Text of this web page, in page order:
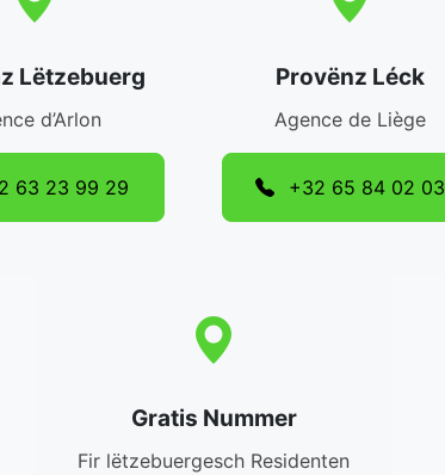
Lëtzebuerg
d’Arlon
63 23 99 29
Provënz Léck
Agence de Liège
+32 65 84 02 03
Gratis Nummer
Fir lëtzebuergesch Residenten